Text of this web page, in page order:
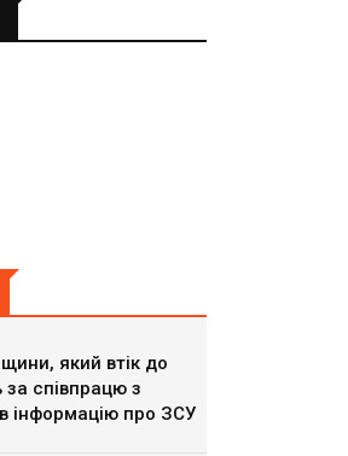
який втік до
співпрацю з
інформацію про ЗСУ